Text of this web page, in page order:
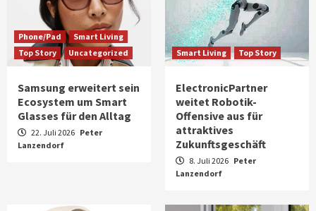
Phone/Pad
Smart Living
Top Story
Uncategorized
Samsung erweitert sein
Ecosystem um Smart
Glasses für den Alltag
22. Juli 2026 Peter
Lanzendorf
Smart Living Top Story
ElectronicPartner
weitet Robotik-
Offensive aus für
attraktives
Zukunftsgeschäft
8. Juli 2026 Peter
Lanzendorf